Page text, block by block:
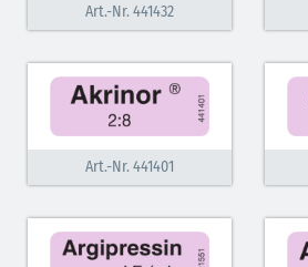
Art.-Nr. 441432
Art.-Nr. 441401